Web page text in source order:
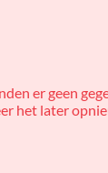
er geen
het later